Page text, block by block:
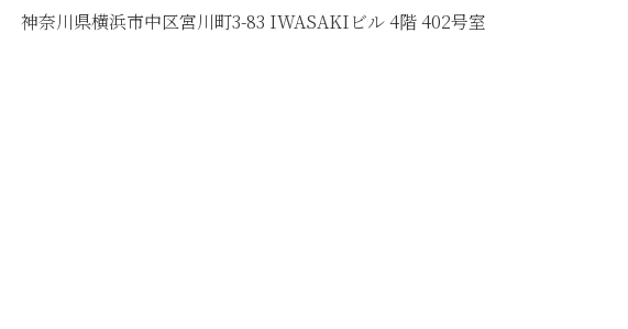
神奈川県横浜市中区宮川町3-83 IWASAKIビル 4階 402号室